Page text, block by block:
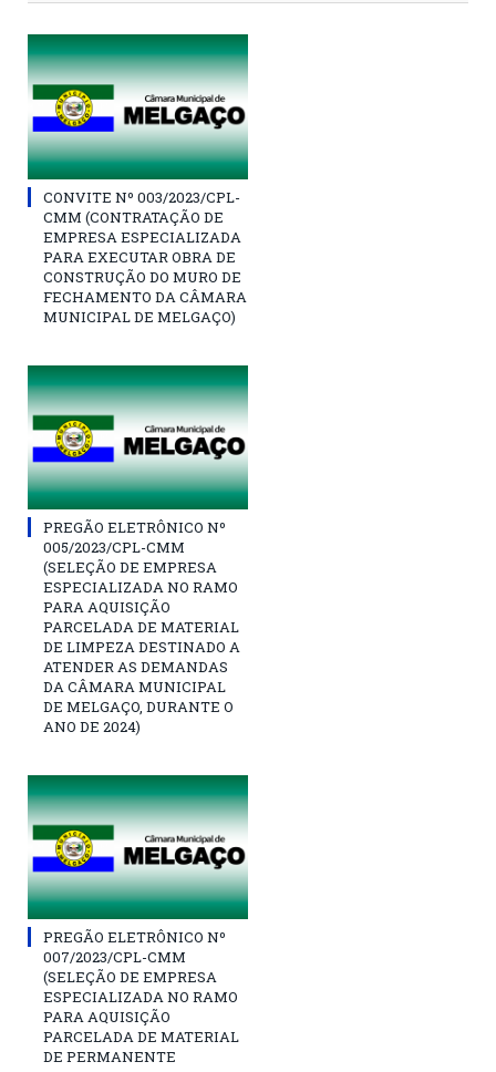
CONVITE Nº 003/2023/CPL-
CMM (CONTRATAÇÃO DE
EMPRESA ESPECIALIZADA
PARA EXECUTAR OBRA DE
CONSTRUÇÃO DO MURO DE
FECHAMENTO DA CÂMARA
MUNICIPAL DE MELGAÇO)
PREGÃO ELETRÔNICO Nº
005/2023/CPL-CMM
(SELEÇÃO DE EMPRESA
ESPECIALIZADA NO RAMO
PARA AQUISIÇÃO
PARCELADA DE MATERIAL
DE LIMPEZA DESTINADO A
ATENDER AS DEMANDAS
DA CÂMARA MUNICIPAL
DE MELGAÇO, DURANTE O
ANO DE 2024)
PREGÃO ELETRÔNICO Nº
007/2023/CPL-CMM
(SELEÇÃO DE EMPRESA
ESPECIALIZADA NO RAMO
PARA AQUISIÇÃO
PARCELADA DE MATERIAL
DE PERMANENTE